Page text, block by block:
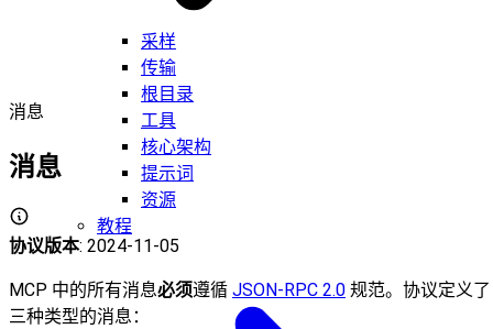
采样
传输
根目录
工具
核心架构
提示词
资源
教程
消息
消息
协议版本: 2024-11-05
MCP 中的所有消息必须遵循 JSON-RPC 2.0 规范。协议定义了
三种类型的消息：